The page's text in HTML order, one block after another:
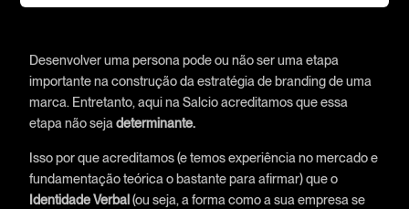
Desenvolver uma persona pode ou não ser uma etapa
importante na construção da estratégia de branding de uma
marca. Entretanto, aqui na Salcio acreditamos que essa
etapa não seja determinante.
Isso por que acreditamos (e temos experiência no mercado e
fundamentação teórica o bastante para afirmar) que o
Identidade Verbal (ou seja, a forma como a sua empresa se